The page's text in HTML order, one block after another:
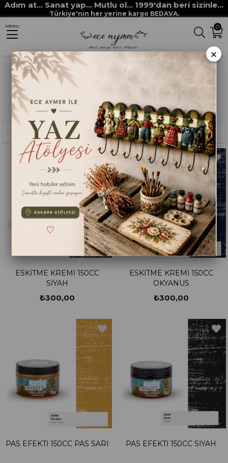
Adım at... Sanat yap... Mutlu ol... 1999'dan beri sizinle...
Türkiye'nin her yerine kargo BEDAVA.
0
MENU
Anasayfa RİCH
Filtreleme
Sıralama
ESKİTME KREMİ 150CC
SİYAH
₺300,00
ESKİTME KREMİ 150CC
OKYANUS
₺300,00
PAS EFEKTİ 150CC PAS SARI PAS EFEKTİ 150CC SİYAH
×